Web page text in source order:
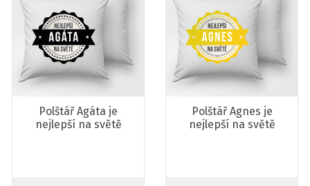
Polštář Agáta je
nejlepší na světě
Polštář Agnes je
nejlepší na světě